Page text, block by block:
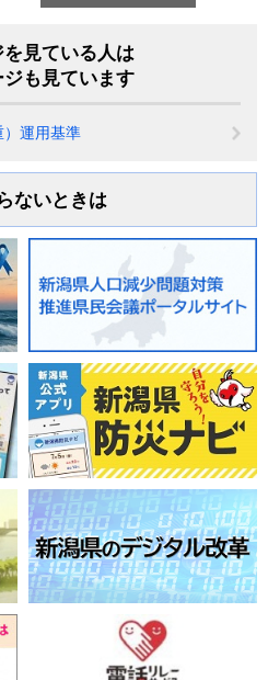
を見ている人は
ジも見ています
）運用基準
ないときは